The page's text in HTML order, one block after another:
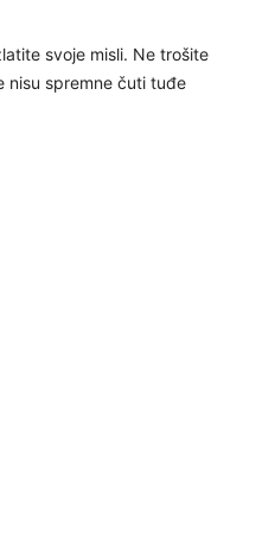
svoje misli. Ne trošite
nisu spremne čuti tuđe